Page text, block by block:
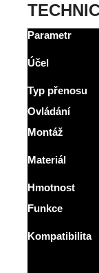
Parametr
Účel
Typ přenosu
Ovládání
Montáž
Materiál
Hmotnost
Funkce
Kompatibilita